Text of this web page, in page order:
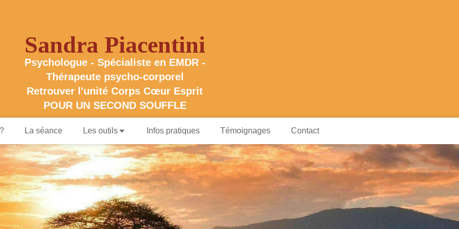
Sandra Piacentini
Psychologue - Spécialiste en EMDR -
Thérapeute psycho-corporel
Retrouver l'unité Corps Cœur Esprit
POUR UN SECOND SOUFFLE
La séance Les outils Infos pratiques Témoignages Contact